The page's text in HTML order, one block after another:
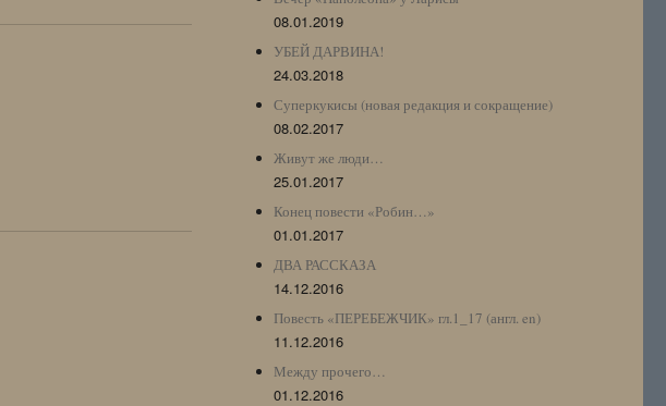
08.01.2019
УБЕЙ ДАРВИНА!
24.03.2018
Суперкукисы (новая редакция и сокращение)
08.02.2017
Живут же люди…
25.01.2017
Конец повести «Робин…»
01.01.2017
ДВА РАССКАЗА
14.12.2016
Повесть «ПЕРЕБЕЖЧИК» гл.1_17 (англ. en)
11.12.2016
Между прочего…
01.12.2016